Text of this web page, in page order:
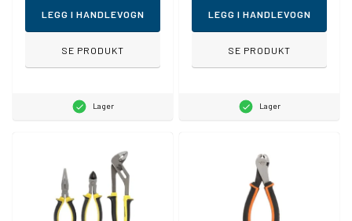
LEGG I HANDLEVOGN
SE PRODUKT
Lager
LEGG I HANDLEVOGN
SE PRODUKT
Lager